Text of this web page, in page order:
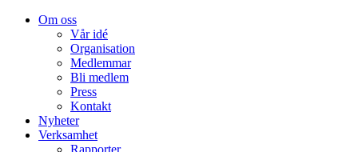
Om oss
Vår idé
Organisation
Medlemmar
Bli medlem
Press
Kontakt
Nyheter
Verksamhet
Rapporter